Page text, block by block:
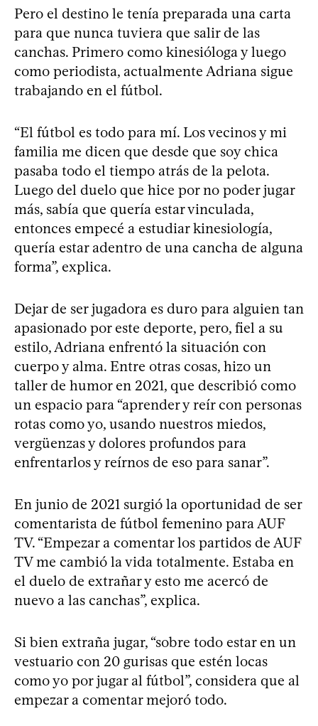
Pero el destino le tenía preparada una carta
para que nunca tuviera que salir de las
canchas. Primero como kinesióloga y luego
como periodista, actualmente Adriana sigue
trabajando en el fútbol.
“El fútbol es todo para mí. Los vecinos y mi
familia me dicen que desde que soy chica
pasaba todo el tiempo atrás de la pelota.
Luego del duelo que hice por no poder jugar
más, sabía que quería estar vinculada,
entonces empecé a estudiar kinesiología,
quería estar adentro de una cancha de alguna
forma”, explica.
Dejar de ser jugadora es duro para alguien tan
apasionado por este deporte, pero, fiel a su
estilo, Adriana enfrentó la situación con
cuerpo y alma. Entre otras cosas, hizo un
taller de humor en 2021, que describió como
un espacio para “aprender y reír con personas
rotas como yo, usando nuestros miedos,
vergüenzas y dolores profundos para
enfrentarlos y reírnos de eso para sanar”.
En junio de 2021 surgió la oportunidad de ser
comentarista de fútbol femenino para AUF
TV. “Empezar a comentar los partidos de AUF
TV me cambió la vida totalmente. Estaba en
el duelo de extrañar y esto me acercó de
nuevo a las canchas”, explica.
Si bien extraña jugar, “sobre todo estar en un
vestuario con 20 gurisas que estén locas
como yo por jugar al fútbol”, considera que al
empezar a comentar mejoró todo.